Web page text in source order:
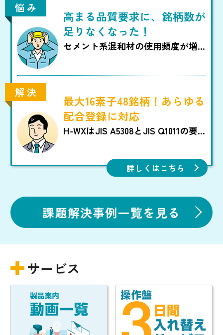
悩 み
高まる品質要求に、銘柄数が
足りなくなった！
セメント系混和材の使用頻度が増
将来を見据えて機械設備の変更を
計画するも計量操作盤では計量器
素子数と銘柄数が不足してしま
う。
解 決
最大16素子48銘柄！あらゆる
配合登録に対応
H-WXはJIS A5308とJIS Q1011の要
出・混錬に反映します。
８銘柄の豊富な素子数・銘柄数は
あらゆる配合設計に対応ができま
す。
詳しくはこちら
課題解決事例一覧を見る
サービス